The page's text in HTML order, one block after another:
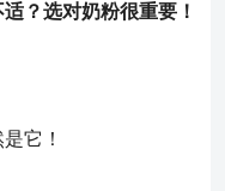
？选对奶粉很重要！
它！